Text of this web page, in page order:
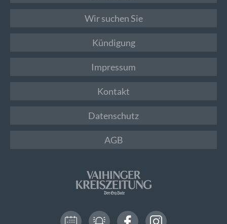
Wir suchen Sie
Kündigung
Impressum
Kontakt
Datenschutz
AGB